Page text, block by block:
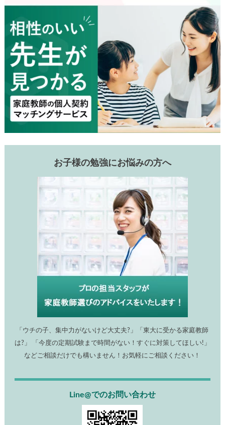
お子様の勉強にお悩みの方へ
「ウチの子、集中力がないけど大丈夫?」「東大に受かる家庭教師
は?」 「今度の定期試験まで時間がない！すぐに対策してほしい!」
などご相談だけでも構いません！お気軽にご相談ください！
Line@でのお問い合わせ